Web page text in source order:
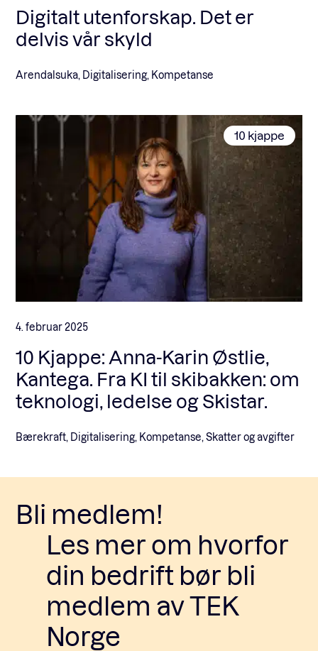
Digitalt utenforskap. Det er
delvis vår skyld
Arendalsuka, Digitalisering, Kompetanse
10 kjappe
4. februar 2025
10 Kjappe: Anna-Karin Østlie,
Kantega. Fra KI til skibakken: om
teknologi, ledelse og Skistar.
Bærekraft, Digitalisering, Kompetanse, Skatter og avgifter
Bli medlem!
Les mer om hvorfor
din bedrift bør bli
medlem av TEK
Norge